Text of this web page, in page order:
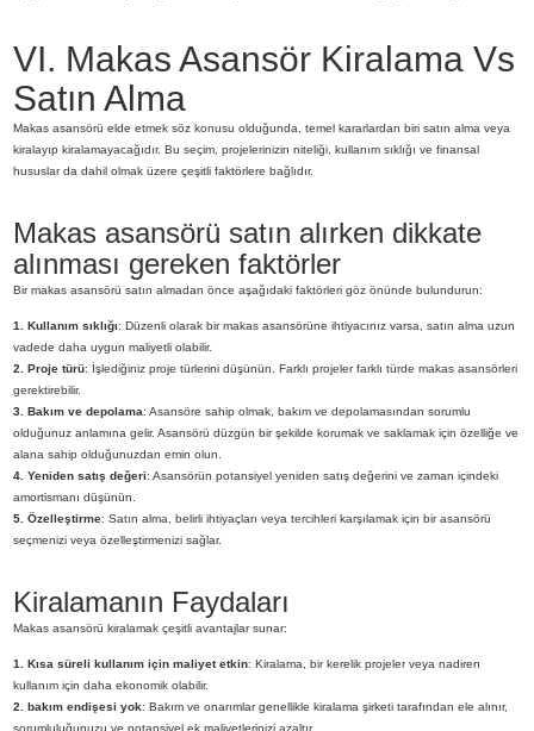
VI. Makas Asansör Kiralama Vs
Satın Alma
Makas asansörü elde etmek söz konusu olduğunda, temel kararlardan biri satın alma veya
kiralayıp kiralamayacağıdır. Bu seçim, projelerinizin niteliği, kullanım sıklığı ve finansal
hususlar da dahil olmak üzere çeşitli faktörlere bağlıdır.
Makas asansörü satın alırken dikkate
alınması gereken faktörler
Bir makas asansörü satın almadan önce aşağıdaki faktörleri göz önünde bulundurun:
1. Kullanım sıklığı: Düzenli olarak bir makas asansörüne ihtiyacınız varsa, satın alma uzun
vadede daha uygun maliyetli olabilir.
2. Proje türü: İşlediğiniz proje türlerini düşünün. Farklı projeler farklı türde makas asansörleri
gerektirebilir.
3. Bakım ve depolama: Asansöre sahip olmak, bakım ve depolamasından sorumlu
olduğunuz anlamına gelir. Asansörü düzgün bir şekilde korumak ve saklamak için özelliğe ve
alana sahip olduğunuzdan emin olun.
4. Yeniden satış değeri: Asansörün potansiyel yeniden satış değerini ve zaman içindeki
amortismanı düşünün.
5. Özelleştirme: Satın alma, belirli ihtiyaçları veya tercihleri ​​karşılamak için bir asansörü
seçmenizi veya özelleştirmenizi sağlar.
Kiralamanın Faydaları
Makas asansörü kiralamak çeşitli avantajlar sunar:
1. Kısa süreli kullanım için maliyet etkin: Kiralama, bir kerelik projeler veya nadiren
kullanım için daha ekonomik olabilir.
2. bakım endişesi yok: Bakım ve onarımlar genellikle kiralama şirketi tarafından ele alınır,
sorumluluğunuzu ve potansiyel ek maliyetlerinizi azaltır.